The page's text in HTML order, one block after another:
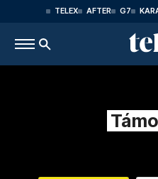
TELEX AFTER G7